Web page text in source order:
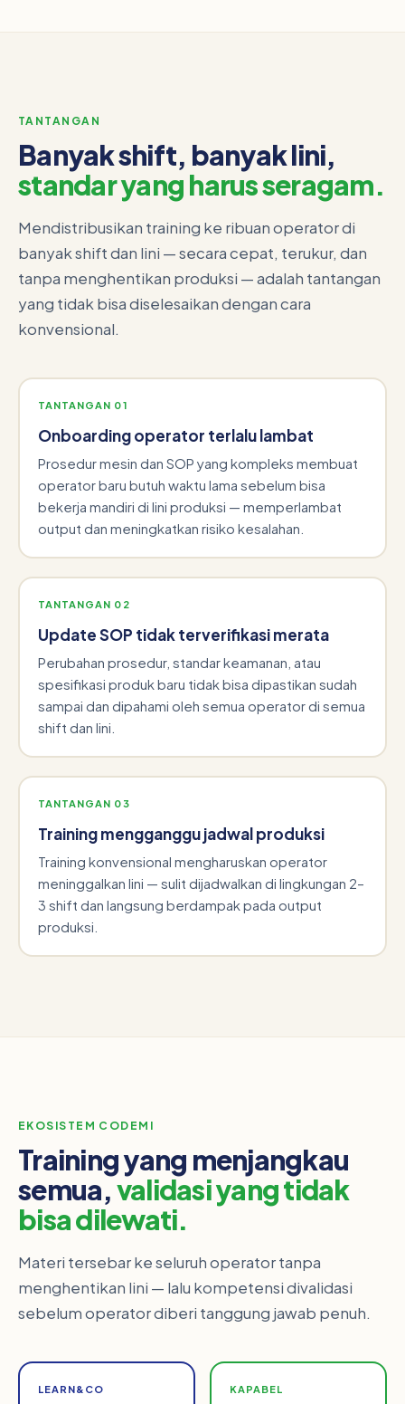
TANTANGAN
Banyak shift, banyak lini,
standar yang harus seragam.
Mendistribusikan training ke ribuan operator di
banyak shift dan lini — secara cepat, terukur, dan
tanpa menghentikan produksi — adalah tantangan
yang tidak bisa diselesaikan dengan cara
konvensional.
TANTANGAN 01
Onboarding operator terlalu lambat
Prosedur mesin dan SOP yang kompleks membuat
operator baru butuh waktu lama sebelum bisa
bekerja mandiri di lini produksi — memperlambat
output dan meningkatkan risiko kesalahan.
TANTANGAN 02
Update SOP tidak terverifikasi merata
Perubahan prosedur, standar keamanan, atau
spesifikasi produk baru tidak bisa dipastikan sudah
sampai dan dipahami oleh semua operator di semua
shift dan lini.
TANTANGAN 03
Training mengganggu jadwal produksi
Training konvensional mengharuskan operator
meninggalkan lini — sulit dijadwalkan di lingkungan 2–
3 shift dan langsung berdampak pada output
produksi.
EKOSISTEM CODEMI
Training yang menjangkau
semua,validasi yang tidak
bisa dilewati.
Materi tersebar ke seluruh operator tanpa
menghentikan lini — lalu kompetensi divalidasi
sebelum operator diberi tanggung jawab penuh.
LEARN&CO KAPABEL